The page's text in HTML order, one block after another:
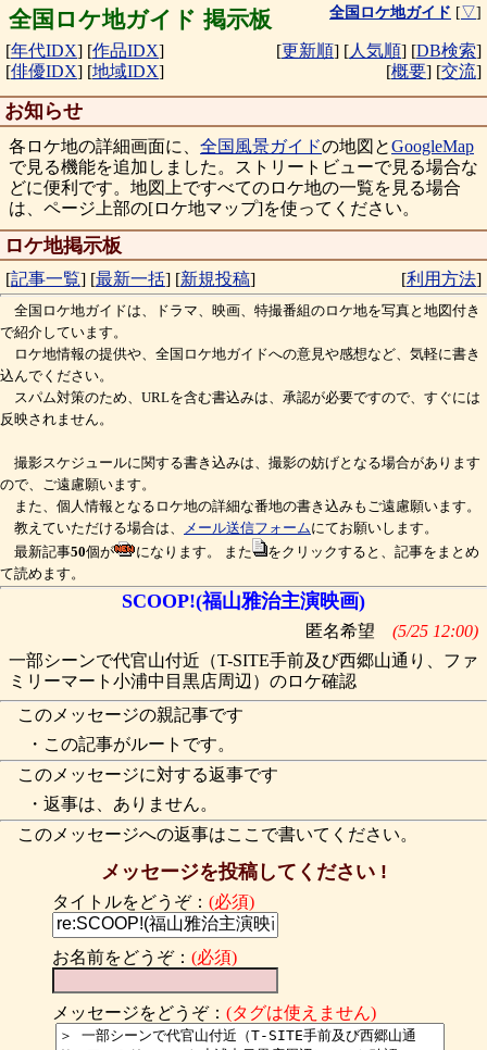
全国ロケ地ガイド 掲示板 全国ロケ地ガイド [▽]
[年代IDX] [作品IDX]
[俳優IDX] [地域IDX]
[更新順] [人気順] [DB検索]
[概要] [交流]
お知らせ
各ロケ地の詳細画面に、 全国風景ガイドの地図とGoogleMap
で見る機能を追加しました。ストリートビューで見る場合な
どに便利です。地図上ですべてのロケ地の一覧を見る場合
は、ページ上部の[ロケ地マップ]を使ってください。
ロケ地掲示板
[記事一覧] [最新一括] [新規投稿] [利用方法]
全国ロケ地ガイドは、ドラマ、映画、特撮番組のロケ地を写真と地図付き
で紹介しています。
ロケ地情報の提供や、全国ロケ地ガイドへの意見や感想など、気軽に書き
込んでください。
スパム対策のため、URLを含む書込みは、承認が必要ですので、すぐには
反映されません。
撮影スケジュールに関する書き込みは、撮影の妨げとなる場合があります
ので、ご遠慮願います。
また、個人情報となるロケ地の詳細な番地の書き込みもご遠慮願います。
教えていただける場合は、
メール送信フォームにてお願いします。
最新記事50個が になります。 また
をクリックすると、記事をまとめ
て読めます。
SCOOP!(福山雅治主演映画)
匿名希望 (5/25 12:00)
一部シーンで代官山付近（T-SITE手前及び西郷山通り、ファ
ミリーマート小浦中目黒店周辺）のロケ確認
このメッセージの親記事です
・この記事がルートです。
このメッセージに対する返事です
・返事は、ありません。
このメッセージへの返事はここで書いてください。
メッセージを投稿してください !
タイトルをどうぞ： (必須)
お名前をどうぞ： (必須)
メッセージをどうぞ： (タグは使えません)